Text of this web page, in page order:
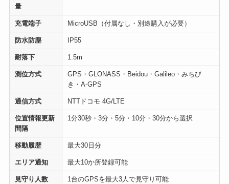
量
充電端子 MicroUSB（付属なし・別途購入が必要）
防水防塵 IP55
耐落下 1.5m
測位方式
GPS・GLONASS・Beidou・Galileo・みちび
き・A-GPS
通信方式 NTTドコモ 4G/LTE
位置情報更新
間隔
1分30秒・3分・5分・10分・30分から選択
移動履歴 最大30日分
エリア通知 最大10か所登録可能
見守り人数 1台のGPSを最大3人で見守り可能